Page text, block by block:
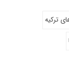
ترکیه